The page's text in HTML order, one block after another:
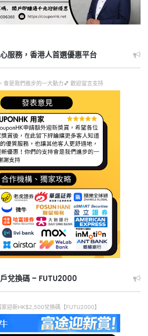
服務，香港人首選優惠平台
會是我們進步的一大動力💕 歡迎留言支持
戶兌換碼 – FUTU2000
家迎新HK$2,500兌換碼【FUTU2000】